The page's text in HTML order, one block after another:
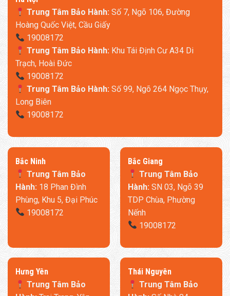
Trung Tâm Bảo Hành:Số 7, Ngõ 106, Đường
Hoàng Quốc Việt, Cầu Giấy
19008172
Trung Tâm Bảo Hành:Khu Tái Định Cư A34 Di
Trạch, Hoài Đức
19008172
Trung Tâm Bảo Hành:Số 99, Ngõ 264 Ngọc Thụy,
Long Biên
19008172
​Bắc Ninh
Trung Tâm Bảo
Hành: 18 Phan Đình
Phùng, Khu 5, Đại Phúc
19008172
​Bắc Giang
Trung Tâm Bảo
Hành: SN 03, Ngõ 39
TDP Chùa, Phường
Nếnh
19008172
​Hưng Yên
Trung Tâm Bảo
Thái Nguyên
Trung Tâm Bảo